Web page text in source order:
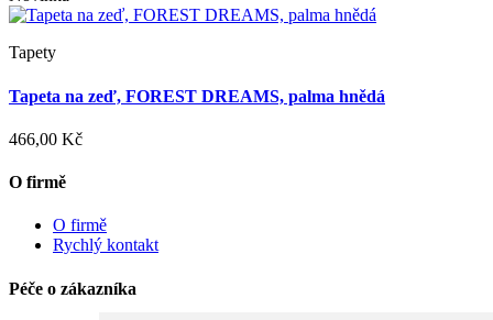
Tapety
Tapeta na zeď, FOREST DREAMS, palma hnědá
466,00 Kč
O firmě
O firmě
Rychlý kontakt
Péče o zákazníka